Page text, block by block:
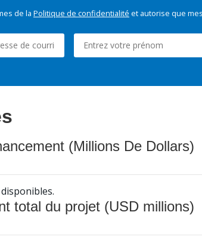
de la Politique de confidentialité et autorise que
(Millions De Dollars)
total du projet (USD millions)